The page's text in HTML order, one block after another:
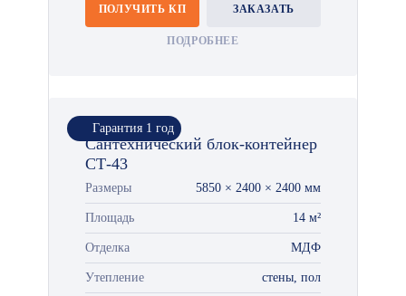
ПОЛУЧИТЬ КП ЗАКАЗАТЬ
ПОДРОБНЕЕ
Гарантия 1 год
Сантехнический блок-контейнер
СТ-43
Размеры 5850 × 2400 × 2400 мм
Площадь 14 м²
Отделка МДФ
Утепление стены, пол